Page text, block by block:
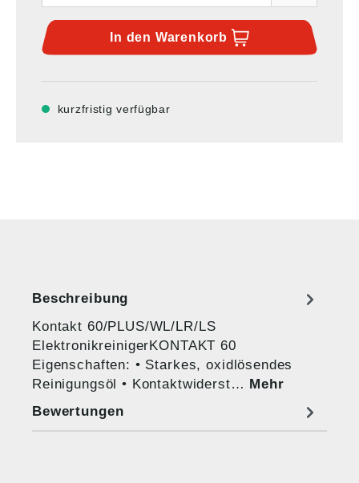
In den Warenkorb
kurzfristig verfügbar
Beschreibung
Kontakt 60/PLUS/WL/LR/LS
ElektronikreinigerKONTAKT 60
Eigenschaften: • Starkes, oxidlösendes
Reinigungsöl • Kontaktwiderst… Mehr
Bewertungen